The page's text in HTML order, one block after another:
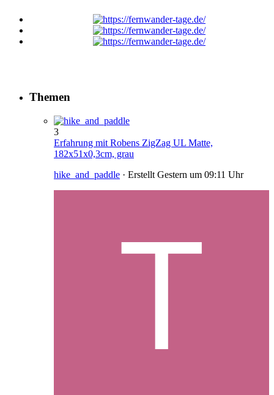
Themen
3
Erfahrung mit Robens ZigZag UL Matte,
182x51x0,3cm, grau
hike_and_paddle · Erstellt Gestern um 09:11 Uhr